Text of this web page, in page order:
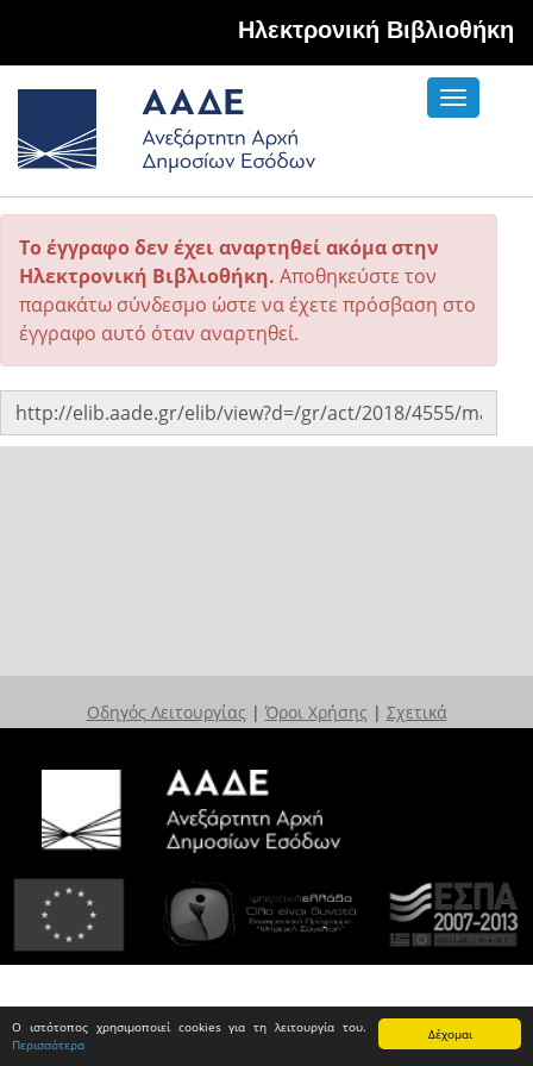
Δέχομαι
Ο ιστότοπος χρησιμοποιεί cookies για τη λειτουργία του.
Περισσότερα
Hλεκτρονική Βιβλιοθήκη
Toggle
Το έγγραφο δεν έχει αναρτηθεί ακόμα στην
Ηλεκτρονική Βιβλιοθήκη. Αποθηκεύστε τον
παρακάτω σύνδεσμο ώστε να έχετε πρόσβαση στο
έγγραφο αυτό όταν αναρτηθεί.
Οδηγός Λειτουργίας | Όροι Χρήσης | Σχετικά